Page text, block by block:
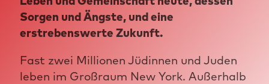
Sorgen und Ängste, und eine
erstrebenswerte Zukunft.
Fast zwei Millionen Jüdinnen und Juden
leben im Großraum New York. Außerhalb